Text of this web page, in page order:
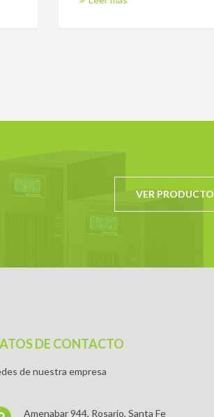
VER
DE CONTACTO
de nuestra empresa
Amenabar 944, Rosario, Santa Fe